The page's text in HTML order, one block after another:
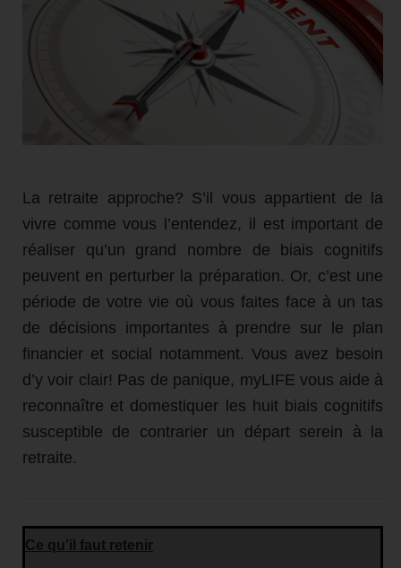
La retraite approche? S’il vous appartient de la
vivre comme vous l’entendez, il est important de
réaliser qu’un grand nombre de biais cognitifs
peuvent en perturber la préparation. Or, c’est une
période de votre vie où vous faites face à un tas
de décisions importantes à prendre sur le plan
financier et social notamment. Vous avez besoin
d’y voir clair! Pas de panique, myLIFE vous aide à
reconnaître et domestiquer les huit biais cognitifs
susceptible de contrarier un départ serein à la
retraite.
Ce qu’il faut retenir